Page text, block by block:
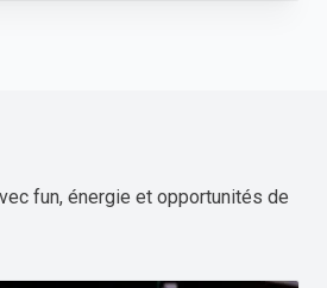
fun, énergie et opportunités de